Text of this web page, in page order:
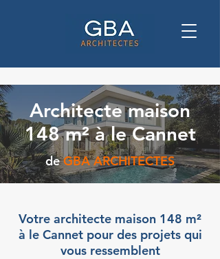
Architecte maison
148 m² à le Cannet
de GBA ARCHITECTES
Votre architecte maison 148 m²
à le Cannet pour des projets qui
vous ressemblent